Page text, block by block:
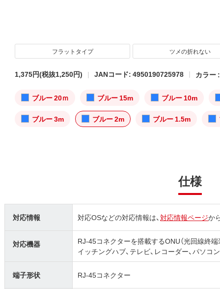
フラットタイプ ツメの折れない
1,375円(税抜1,250円) JANコード: 4950190725978 カラー :
ブルー 20ｍ ブルー 15m ブルー 10m
ブルー 3m ブルー 2m ブルー 1.5m
仕様
対応情報 対応OSなどの対応情報は、対応情報ページか
対応機器
RJ-45コネクターを搭載するONU（光回線終端
イッチングハブ、テレビ、レコーダー、パソコ
端子形状 RJ-45コネクター